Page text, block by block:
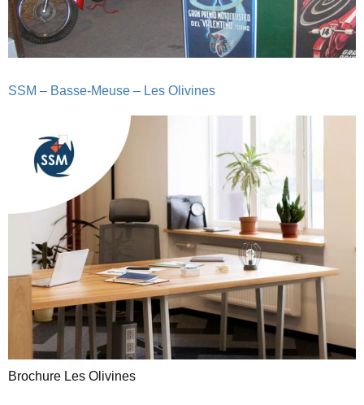
SSM – Basse-Meuse – Les Olivines
Brochure Les Olivines